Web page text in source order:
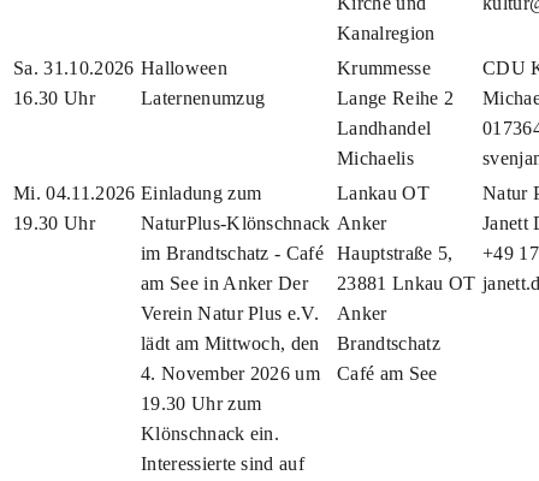
Kanalregion
Sa. 31.10.2026
16.30 Uhr
Halloween
Laternenumzug
Krummesse
Lange Reihe 2
Landhandel
Michaelis
CDU
Mi. 04.11.2026
19.30 Uhr
Einladung zum
NaturPlus-Klönschnack
im Brandtschatz - Café
am See in Anker Der
Verein Natur Plus e.V.
lädt am Mittwoch, den
4. November 2026 um
19.30 Uhr zum
Klönschnack ein.
Interessierte sind auf
Lankau OT
Anker
Hauptstraße 5,
23881 Lnkau OT
Anker
Brandtschatz
Café am See
Natur
Janett
+49